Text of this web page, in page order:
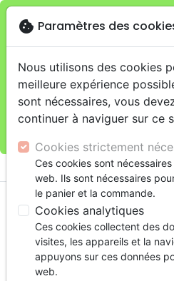
Je veux retirer ma
(Gare de
warningCette boutique en ligne
magasin.
Pour les livraisons à
commandes sur la boutique
cookie Paramètres des
Nous utilisons des cookies
meilleure expérience
sont nécessaires, vous
continuer à naviguer sur ce
Cookies strictement
Ces cookies sont
web. Ils sont nécessaires
le panier et la commande.
Cookies analytiques
Ces cookies collectent des
visites, les appareils et la
appuyons sur ces données
web.